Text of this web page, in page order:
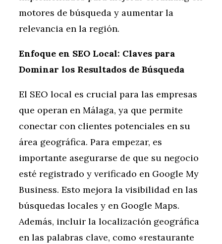
motores de búsqueda y aumentar la
relevancia en la región.
Enfoque en SEO Local: Claves para
Dominar los Resultados de Búsqueda
El SEO local es crucial para las empresas
que operan en Málaga, ya que permite
conectar con clientes potenciales en su
área geográfica. Para empezar, es
importante asegurarse de que su negocio
esté registrado y verificado en Google My
Business. Esto mejora la visibilidad en las
búsquedas locales y en Google Maps.
Además, incluir la localización geográfica
en las palabras clave, como «restaurante